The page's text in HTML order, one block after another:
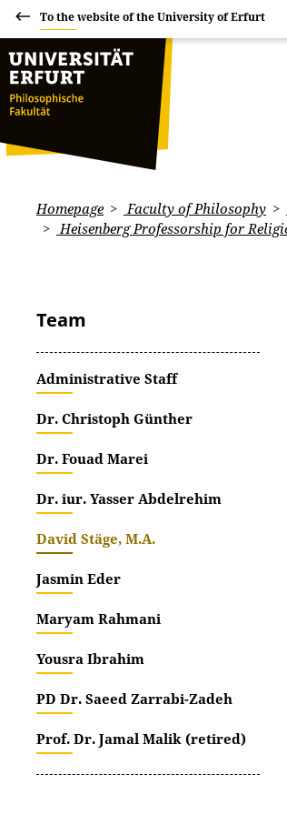
To the website of the University of Erfurt
Homepage Faculty of Philosophy
Heisenberg Professorship for
Team
Administrative Staff
Dr. Christoph Günther
Dr. Fouad Marei
Dr. iur. Yasser Abdelrehim
David Stäge, M.A.
Jasmin Eder
Maryam Rahmani
Yousra Ibrahim
PD Dr. Saeed Zarrabi-Zadeh
Prof. Dr. Jamal Malik (retired)